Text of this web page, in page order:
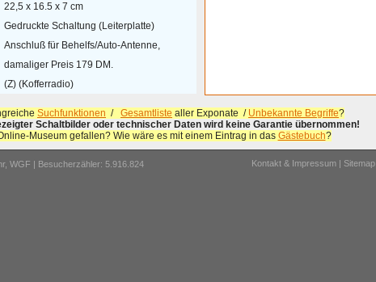
22,5 x 16.5 x 7 cm
Gedruckte Schaltung (Leiterplatte)
Anschluß für Behelfs/Auto-Antenne,
damaliger Preis 179 DM.
(Z) (Kofferradio)
Suchfunktionen / Gesamtliste aller Exponate / Unbekannte Begriffe?
Schaltbilder oder technischer Daten wird keine Garantie übernommen!
Museum gefallen? Wie wäre es mit einem Eintrag in das Gästebuch?
WGF | Besucherzähler: 5.916.824 Kontakt & Impressum | Sitemap